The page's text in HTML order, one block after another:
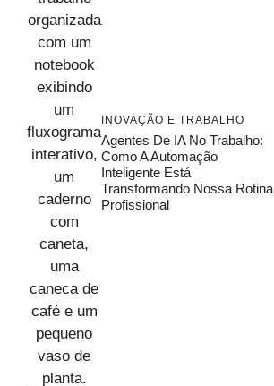
INOVAÇÃO E TRABALHO
Agentes De IA No Trabalho:
Como A Automação
Inteligente Está
Transformando Nossa Rotina
Profissional